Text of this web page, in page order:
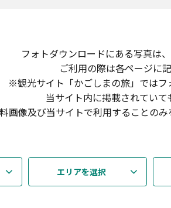
フォトダウンロードにある写真は
ご利用の際は各ページに
※観光サイト「かごしまの旅」ではフ
当サイト内に掲載されてい
画像及び当サイトで利用することの
エリアを選択